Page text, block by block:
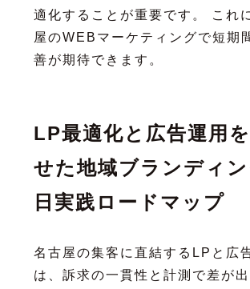
適化することが重要です。 これ
屋のWEBマーケティングで短期
善が期待できます。
LP最適化と広告運用
せた地域ブランディ
日実践ロードマップ
名古屋の集客に直結するLPと広
は、訴求の一貫性と計測で差が